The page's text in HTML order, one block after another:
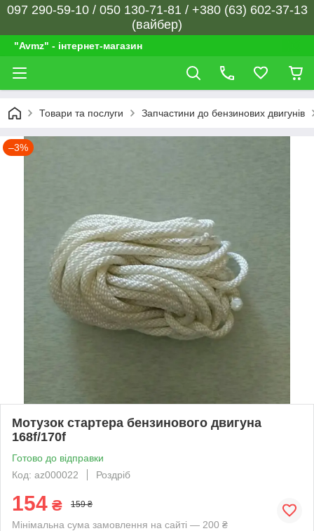
097 290-59-10 / 050 130-71-81 / +380 (63) 602-37-13
(вайбер)
"Avmz" - інтернет-магазин
Товари та послуги Запчастини до бензинових двигунів
–3%
Мотузок стартера бензинового двигуна
168f/170f
Готово до відправки
Код: az000022
Роздріб
154 ₴ 159 ₴
Мінімальна сума замовлення на сайті — 200 ₴